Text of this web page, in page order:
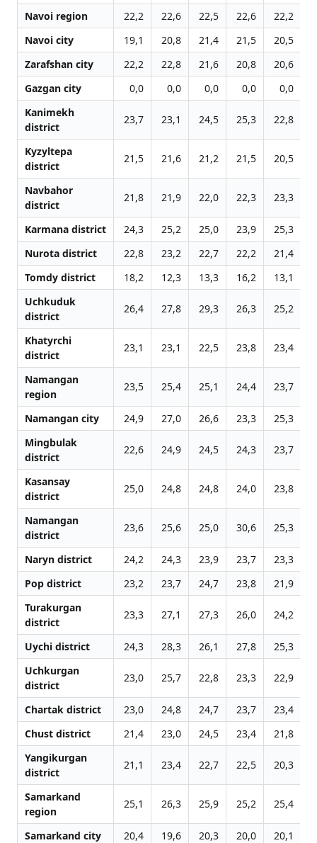
Navoi region 22,2 22,6 22,5 22,6 22,2
Navoi city
19,1 20,8 21,4 21,5 20,5
Zarafshan city
22,2 22,8 21,6 20,8 20,6
Gazgan city
0,0 0,0 0,0 0,0
0,0
Kanimekh
district
23,7 23,1 24,5 25,3 22,8
Kyzyltepa
district
21,5 21,6 21,2 21,5 20,5
Navbahor
district
21,8 21,9 22,0 22,3 23,3
Karmana district 24,3 25,2 25,0 23,9 25,3
Nurota district
22,8 23,2 22,7 22,2 21,4
Tomdy district
18,2 12,3 13,3 16,2 13,1
Uchkuduk
district
26,4 27,8 29,3 26,3 25,2
Khatyrchi
district
23,1 23,1 22,5 23,8 23,4
Namangan
region
23,5 25,4 25,1 24,4 23,7
Namangan city 24,9 27,0 26,6 23,3 25,3
Mingbulak
district
22,6 24,9 24,5 24,3 23,7
Kasansay
district
25,0 24,8 24,8 24,0 23,8
Namangan
district
23,6 25,6 25,0 30,6 25,3
Naryn district 24,2 24,3 23,9 23,7 23,3
Pop district
23,2 23,7 24,7 23,8 21,9
Turakurgan
district
23,3 27,1 27,3 26,0 24,2
Uychi district 24,3 28,3 26,1 27,8 25,3
Uchkurgan
district
23,0 25,7 22,8 23,3 22,9
Chartak district 23,0 24,8 24,7 23,7 23,4
Chust district
21,4 23,0 24,5 23,4 21,8
Yangikurgan
district
21,1 23,4 22,7 22,5 20,3
Samarkand
region
25,1 26,3 25,9 25,2 25,4
Samarkand city 20,4 19,6 20,3 20,0 20,1